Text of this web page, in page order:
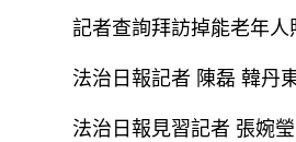
記者查詢拜訪掉能老年人
法治日報記者 陳磊 韓丹
法治日報見習記者 張婉瑩